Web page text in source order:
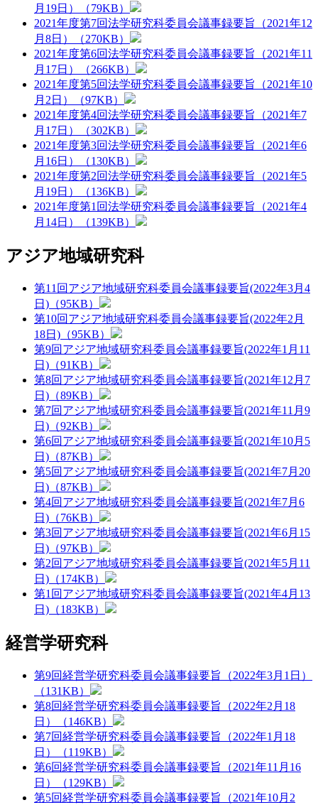
月19日）（79KB）
2021年度第7回法学研究科委員会議事録要旨（2021年12
月8日）（270KB）
2021年度第6回法学研究科委員会議事録要旨（2021年11
月17日）（266KB）
2021年度第5回法学研究科委員会議事録要旨（2021年10
月2日）（97KB）
2021年度第4回法学研究科委員会議事録要旨（2021年7
月17日）（302KB）
2021年度第3回法学研究科委員会議事録要旨（2021年6
月16日）（130KB）
2021年度第2回法学研究科委員会議事録要旨（2021年5
月19日）（136KB）
2021年度第1回法学研究科委員会議事録要旨（2021年4
月14日）（139KB）
アジア地域研究科
第11回アジア地域研究科委員会議事録要旨(2022年3月4
日)（95KB）
第10回アジア地域研究科委員会議事録要旨(2022年2月
18日)（95KB）
第9回アジア地域研究科委員会議事録要旨(2022年1月11
日)（91KB）
第8回アジア地域研究科委員会議事録要旨(2021年12月7
日)（89KB）
第7回アジア地域研究科委員会議事録要旨(2021年11月9
日)（92KB）
第6回アジア地域研究科委員会議事録要旨(2021年10月5
日)（87KB）
第5回アジア地域研究科委員会議事録要旨(2021年7月20
日)（87KB）
第4回アジア地域研究科委員会議事録要旨(2021年7月6
日)（76KB）
第3回アジア地域研究科委員会議事録要旨(2021年6月15
日)（97KB）
第2回アジア地域研究科委員会議事録要旨(2021年5月11
日)（174KB）
第1回アジア地域研究科委員会議事録要旨(2021年4月13
日)（183KB）
経営学研究科
第9回経営学研究科委員会議事録要旨（2022年3月1日）
（131KB）
第8回経営学研究科委員会議事録要旨（2022年2月18
日）（146KB）
第7回経営学研究科委員会議事録要旨（2022年1月18
日）（119KB）
第6回経営学研究科委員会議事録要旨（2021年11月16
日）（129KB）
第5回経営学研究科委員会議事録要旨（2021年10月2